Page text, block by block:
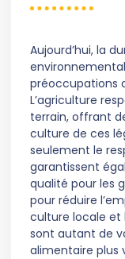
Aujourd’hui, la
préoccupations
L’agriculture
terrain, offrant
culture de ces
seulement le
garantissent
qualité pour les
pour réduire
culture locale et
sont autant de
alimentaire plus